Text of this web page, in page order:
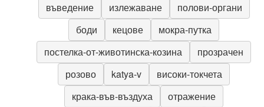
въведение излежаване
полови-органи
боди
кецове
мокра-путка
постелка-от-животинска-козина
прозрачен
розово
katya-v
високи-токчета
крака-във-въздуха
отражение